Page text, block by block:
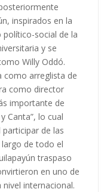
inspirados en la
social de la
y se
Willy Oddó.
como arreglista de
como director
importante de
Canta”, lo cual
de las
de todo el
traspaso
en uno de
internacional.